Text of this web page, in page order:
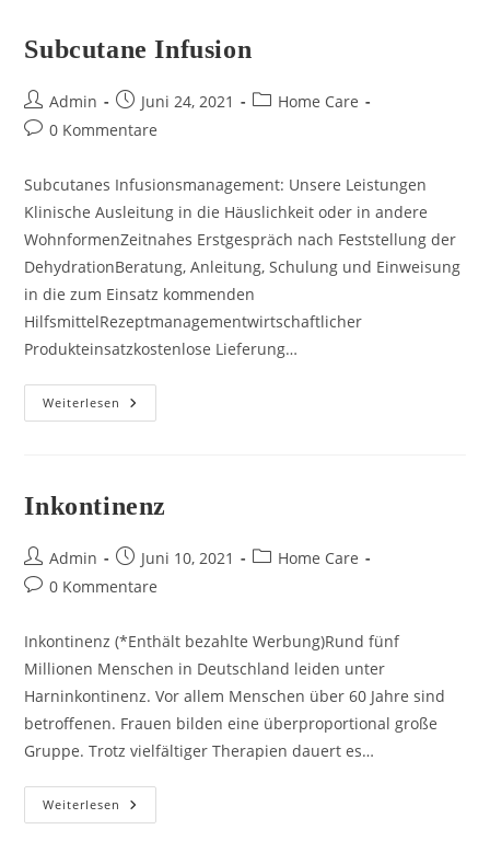
Subcutane Infusion
Beitrags-
Autor:
Admin
Beitrag
veröffentlicht:
Juni 24, 2021
Beitrags-
Home Care
Beitrags-
0 Kommentare
Subcutanes Infusionsmanagement: Unsere Leistungen
Klinische Ausleitung in die Häuslichkeit oder in andere
WohnformenZeitnahes Erstgespräch nach Feststellung der
DehydrationBeratung, Anleitung, Schulung und Einweisung
in die zum Einsatz kommenden
HilfsmittelRezeptmanagementwirtschaftlicher
Produkteinsatzkostenlose Lieferung…
Weiterlesen Subcutane
Infusion
Inkontinenz
Beitrags-
Autor:
Admin
Beitrag
veröffentlicht:
Juni 10, 2021
Beitrags-
Home Care
Beitrags-
0 Kommentare
Inkontinenz (*Enthält bezahlte Werbung)Rund fünf
Millionen Menschen in Deutschland leiden unter
Harninkontinenz. Vor allem Menschen über 60 Jahre sind
betroffenen. Frauen bilden eine überproportional große
Gruppe. Trotz vielfältiger Therapien dauert es…
Weiterlesen Inkontinenz